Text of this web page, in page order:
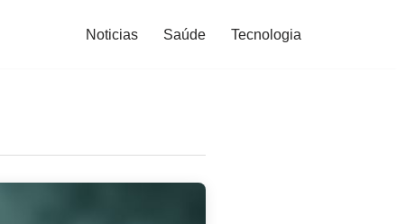
Noticias Saúde Tecnologia